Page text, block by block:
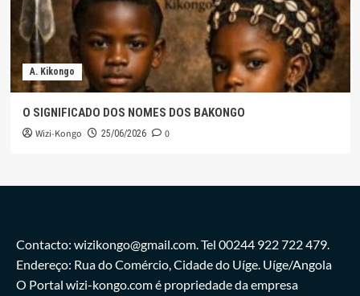
A. Kikongo
O SIGNIFICADO DOS NOMES DOS BAKONGO
Wizi-Kongo 25/06/2026 0
Contacto: wizikongo@gmail.com. Tel 00244 922 722 479.
Endereço: Rua do Comércio, Cidade do Uíge. Uíge/Angola
O Portal wizi-kongo.com é propriedade da empresa